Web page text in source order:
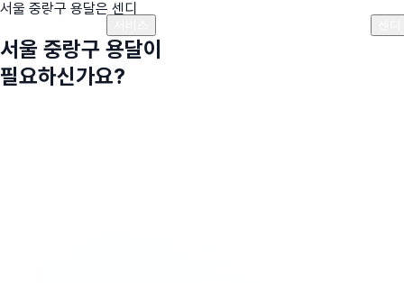
서울 중랑구 용달은 센디
서울 중랑구 용달이
필요하신가요?